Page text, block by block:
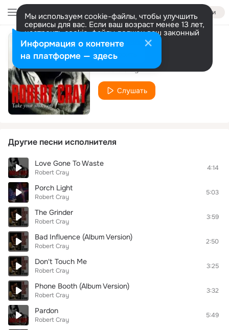
Войти
Мы используем cookie-файлы, чтобы улучшить
сервисы для вас. Если ваш возраст менее 13 лет,
настроить cookie-файлы должен ваш законный
представитель. Больше информации
Разрешить все Настроить
Living Proof
Robert Cray
Слушать
Другие песни исполнителя
Love Gone To Waste
Robert Cray
4:14
Porch Light
Robert Cray
5:03
The Grinder
Robert Cray
3:59
Bad Influence (Album Version)
Robert Cray
2:50
Don't Touch Me
Robert Cray
3:25
Phone Booth (Album Version)
Robert Cray
3:32
Pardon
Robert Cray
5:49
Информация о контенте
на платформе — здесь